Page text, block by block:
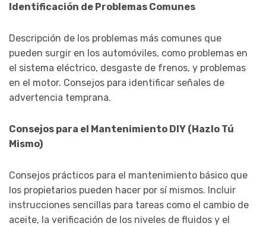
Identificación de Problemas Comunes
Descripción de los problemas más comunes que
pueden surgir en los automóviles, como problemas en
el sistema eléctrico, desgaste de frenos, y problemas
en el motor. Consejos para identificar señales de
advertencia temprana.
Consejos para el Mantenimiento DIY (Hazlo Tú
Mismo)
Consejos prácticos para el mantenimiento básico que
los propietarios pueden hacer por sí mismos. Incluir
instrucciones sencillas para tareas como el cambio de
aceite, la verificación de los niveles de fluidos y el